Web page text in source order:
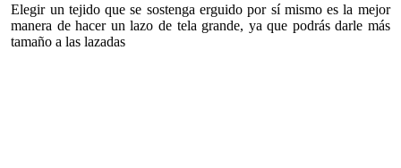
Elegir un tejido que se sostenga erguido por sí mismo es la mejor
manera de hacer un lazo de tela grande, ya que podrás darle más
tamaño a las lazadas